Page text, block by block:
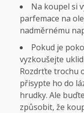
Na koupel si
parfemace na
nadměrnému
Pokud je
vyzkoušejte
Rozdrťte trochu
přisypte ho do
hrudky. Ale
způsobit, že